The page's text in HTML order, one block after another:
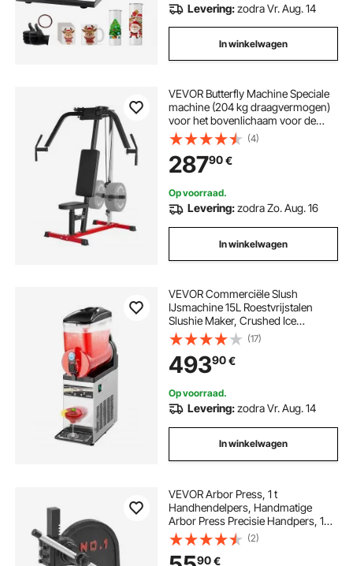
Levering:zodra Vr. Aug. 14
In winkelwagen
VEVOR Butterfly Machine Speciale
machine (204 kg draagvermogen)
voor het bovenlichaam voor de
homegym, verstelbaar
fitnessstation, voor spiertraining
(borst, rug, achterste deltoïde spier)
(4)
28790€
Op voorraad.
Levering:zodra Zo. Aug. 16
In winkelwagen
VEVOR Commerciële Slush
IJsmachine 15L Roestvrijstalen
Slushie Maker, Crushed Ice
Machine voor 60 Glazen
Margarita's en Smoothies,
IJsmachine voor Thuisfeesten,
Restaurants en Cafés
(17)
49390€
Op voorraad.
Levering:zodra Vr. Aug. 14
In winkelwagen
VEVOR Arbor Press, 1 t
Handhendelpers, Handmatige
Arbor Press Precisie Handpers, 150
mm Maximale Hoogte, Handmatige
Tafelponspers Gemaakt van
Gietijzer, voor Ponsen, Buigen,
(2)
90€